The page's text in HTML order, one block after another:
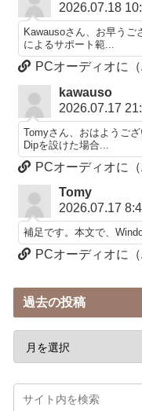
2026.07.18
Kawausoさん、お早うご
によるサポート範...
PCオーディオに
kawauso
2026.07.17
Tomyさん、おはようご
Dipを設けた場合...
PCオーディオに
Tomy
2026.07.17
補足です。本文で、
PCオーディオに
過去の投稿